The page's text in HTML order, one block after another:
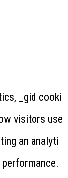
_gid cooki
visitors use
an analyti